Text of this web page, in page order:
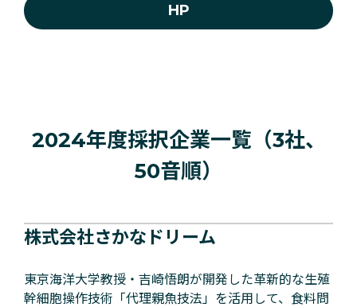
HP
2024年度採択企業一覧（3社、
50音順）
株式会社さかなドリーム
東京海洋大学教授・吉崎悟朗が開発した革新的な生殖
幹細胞操作技術「代理親魚技法」を活用して、食料問